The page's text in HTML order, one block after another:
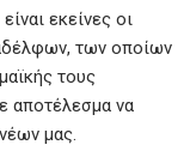
εκείνες οι
των οποίων
τους
αποτέλεσμα να
μας.